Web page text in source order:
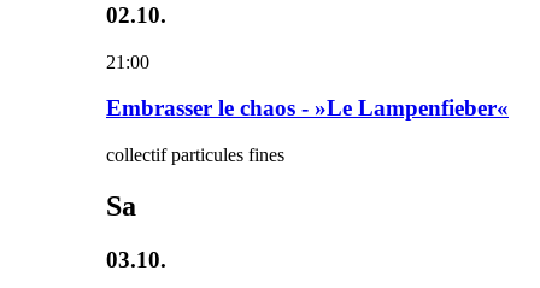
02.10.
21:00
Embrasser le chaos - »Le Lampenfieber«
collectif particules fines
Sa
03.10.